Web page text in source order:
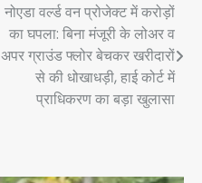
नोएडा वर्ल्ड वन प्रोजेक्ट में करोड़ों
का घपला: बिना मंजूरी के लोअर व
अपर ग्राउंड फ्लोर बेचकर खरीदारों
से की धोखाधड़ी, हाई कोर्ट में
प्राधिकरण का बड़ा खुलासा